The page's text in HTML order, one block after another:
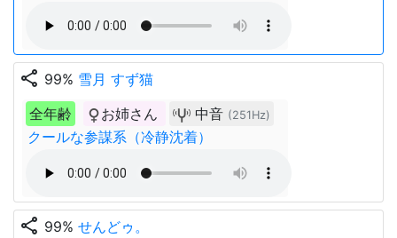
share 99% 雪月 すず猫
全年齢
お姉さん 中音 (251Hz)
クールな参謀系（冷静沈着）
share 99% せんどゥ。